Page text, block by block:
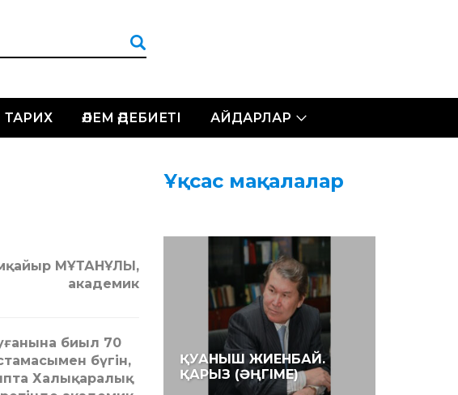
ТАРИХ ӘЛЕМ ӘДЕБИЕТІ АЙДАРЛАР
МҰТАНҰЛЫ,
академик
биыл 70
бүгін,
Халықаралық
Ұқсас мақалалар
ҚУАНЫШ ЖИЕНБАЙ.
ҚАРЫЗ (ӘҢГІМЕ)